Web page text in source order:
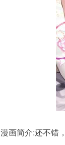
漫画简介:还不错